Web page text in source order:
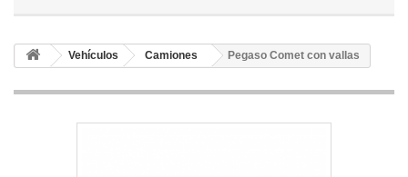
Vehículos Camiones Pegaso Comet con vallas